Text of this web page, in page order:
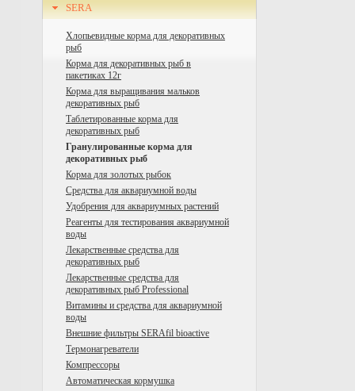
SERA
Хлопьевидные корма для декоративных
рыб
Корма для декоративных рыб в
пакетиках 12г
Корма для выращивания мальков
декоративных рыб
Таблетированные корма для
декоративных рыб
Гранулированные корма для
декоративных рыб
Корма для золотых рыбок
Средства для аквариумной воды
Удобрения для аквариумных растений
Реагенты для тестирования аквариумной
воды
Лекарственные средства для
декоративных рыб
Лекарственные средства для
декоративных рыб Professional
Витамины и средства для аквариумной
воды
Внешние фильтры SERAfil bioactive
Tермонагреватели
Компрессоры
Автоматическая кормушка